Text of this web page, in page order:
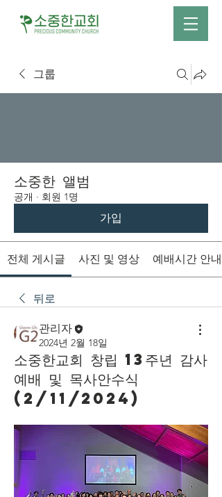
그룹
소중한 앨범
공개 · 회원 1명
가입
전체 게시글 사진 및 영상 예배시간 안내
뒤로
관리자
2024년 2월 18일
소중한교회 창립 13주년 감사
예배 및 목사안수식
(2/11/2024)